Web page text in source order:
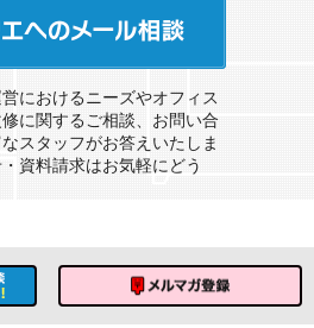
におけるニーズやオフィス
に関するご相談、お問い合
スタッフがお答えいたしま
資料請求はお気軽にどう